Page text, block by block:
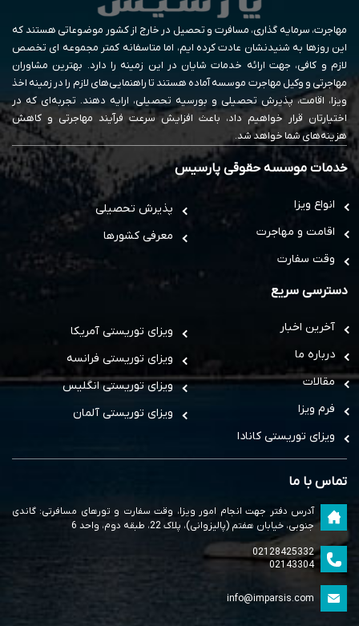
مهاجرت، سرمایه گذاری، مسافرت و تحصیل در خارج از کشور موضوعاتی هستند که
این روزها به شنیدنشان عادت کرده ایم، اما متاسفانه کمتر مجموعه ای تخصص
لازم و کافی، جهت ارائه خدمات شایان در این زمینه را دارد. بهترین مشاوران
مهاجرتی و وکیل مهاجرت موسسه آماده هستند تا راهنمایی‌های لازم را در زمینه اخذ
ویزا، اقامت، پذیرش تحصیلی و بورسیه تحصیلی، ارایه دهند. تجربه‌ای که در
اختیارتان قرار خواهیم داد، باعث افزایش سرعت فرآیند مهاجرتی و کاهش
هزینه‌های شما خواهد شد.
خدمات موسسه حقوقی پارسیس
انواع ویزا
اقامت و مهاجرت
وقت سفارت
پذیرش تحصیلی
معرفی کشورها
دسترسی سریع
آخرین اخبار
درباره ما
مقالات
فرم ویزا
ویزای توریستی کانادا
ویزای توریستی آمریکا
ویزای توریستی فرانسه
ویزای توریستی انگلیس
ویزای توریستی آلمان
تماس با ما
آدرس دفتر جهت انجام امور ویزا، وقت سفارت و تورهای مسافرتی: گاندی
جنوبی، خیابان هفتم (پالیزوانی)، پلاک 22، طبقه دوم، واحد 6
02128425332
02143304
info@imparsis.com